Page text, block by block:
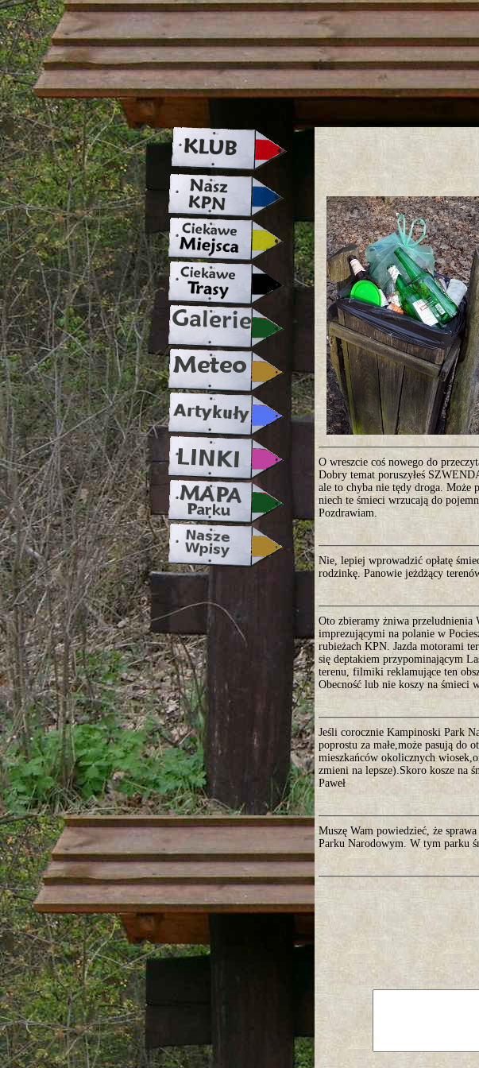
strona w naprawie zapraszamy jutro ;)
O wreszcie coś nowego do
Dobry temat poruszyłeś
ale to chyba nie tędy droga. Może
niech te śmieci wrzucają do
Pozdrawiam.
Nie, lepiej wprowadzić opłatę
rodzinkę. Panowie jeżdżący
Oto zbieramy żniwa przeludnienia
imprezującymi na polanie w
rubieżach KPN. Jazda motorami
się deptakiem przypominającym
terenu, filmiki reklamujące ten
Obecność lub nie koszy na śmieci
Jeśli corocznie Kampinoski Park
poprostu za małe,może pasują do
mieszkańców okolicznych
zmieni na lepsze).Skoro kosze na
Paweł
Muszę Wam powiedzieć, że
Parku Narodowym. W tym parku